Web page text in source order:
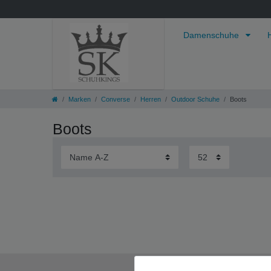
Damenschuhe
Marken Converse Herren Outdoor Schuhe Boots
Boots